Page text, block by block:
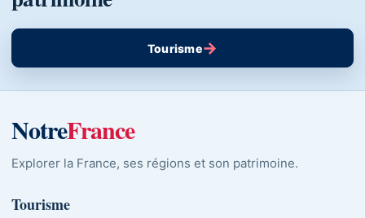
Tourisme→
NotreFrance
Explorer la France, ses régions et son patrimoine.
Tourisme